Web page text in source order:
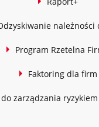
należności
Program Rzetelna
Faktoring dla firm
do zarządzania